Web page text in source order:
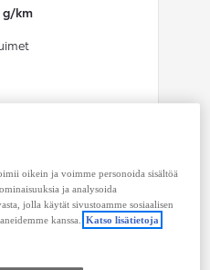
g/km
oikein ja voimme personoida sisältöä
ja analysoida
jolla käytät sivustoamme sosiaalisen
kanssa.
Katso lisätietoja